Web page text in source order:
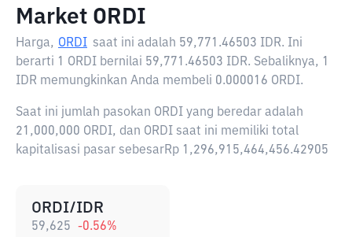
Market ORDI
Harga, ORDI saat ini adalah 59,771.46503 IDR. Ini
berarti 1 ORDI bernilai 59,771.46503 IDR. Sebaliknya, 1
IDR memungkinkan Anda membeli 0.000016 ORDI.
Saat ini jumlah pasokan ORDI yang beredar adalah
21,000,000 ORDI, dan ORDI saat ini memiliki total
kapitalisasi pasar sebesarRp 1,296,915,464,456.42905
ORDI/IDR
59,625 -0.56%